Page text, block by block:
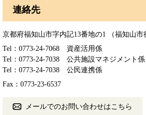
連絡先
京都府福知山市字内記13番地の1 （福知山市
Tel：0773-24-7068
資産活用係
Tel：0773-24-7038
公共施設マネジメント係
Tel：0773-24-7038
公民連携係
Fax：0773-23-6537
メールでのお問い合わせはこちら